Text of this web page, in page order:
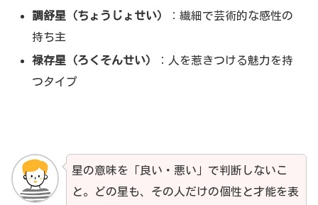
調舒星（ちょうじょせい）
：繊細で芸術的な感性の
持ち主
禄存星（ろくそんせい）
：人を惹きつける魅力を持
つタイプ
星の意味を「良い・悪い」で判断しないこ
と。どの星も、その人だけの個性と才能を表